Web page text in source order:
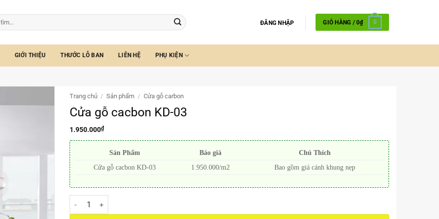
ĐĂNG NHẬP GIỎ HÀNG /0₫ 0
GIỚI THIỆU THƯỚC LỖ BAN LIÊN HỆ PHỤ KIỆN
Trang chủ / Sản phẩm / Cửa gỗ carbon
Cửa gỗ cacbon KD-03
1.950.000₫
Sản Phẩm Báo giá
Chú Thích
Cửa gỗ cacbon KD-03
1.950.000/m2 Bao gồm giá cánh khung nẹp
Cửa gỗ cacbon KD-03 số lượng